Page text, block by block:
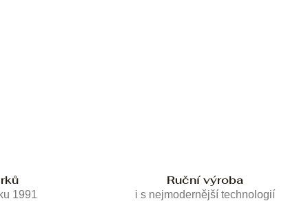
1991
Ruční výroba
i s nejmodernější technologií